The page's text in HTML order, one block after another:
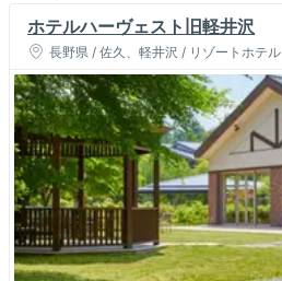
ホテルハーヴェスト旧軽井沢
長野県 / 佐久、軽井沢 / リゾートホテル